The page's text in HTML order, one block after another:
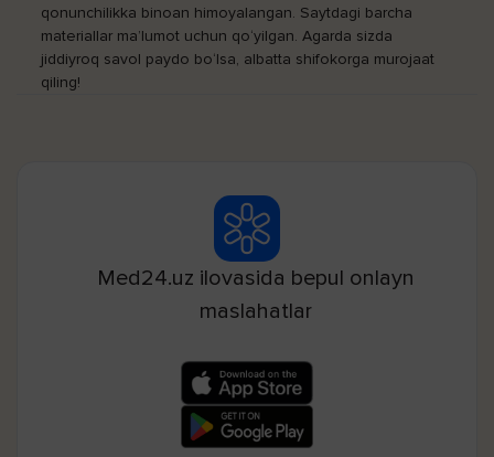
qonunchilikka binoan himoyalangan. Saytdagi barcha
materiallar ma’lumot uchun qo‘yilgan. Agarda sizda
jiddiyroq savol paydo bo‘lsa, albatta shifokorga murojaat
qiling!
Med24.uz ilovasida bepul onlayn
maslahatlar